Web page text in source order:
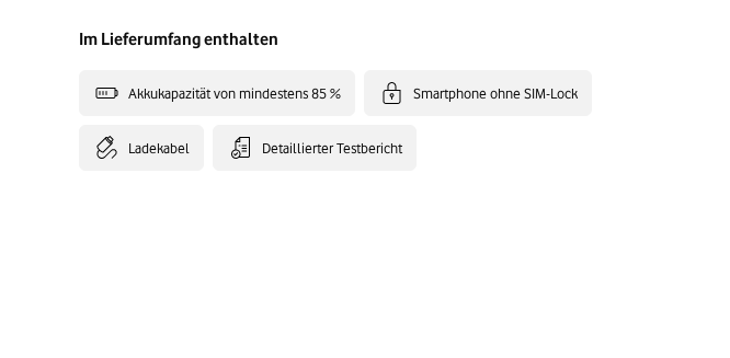
Im Lieferumfang enthalten
Akkukapazität von mindestens 85 % Smartphone ohne SIM-Lock
Ladekabel Detaillierter Testbericht